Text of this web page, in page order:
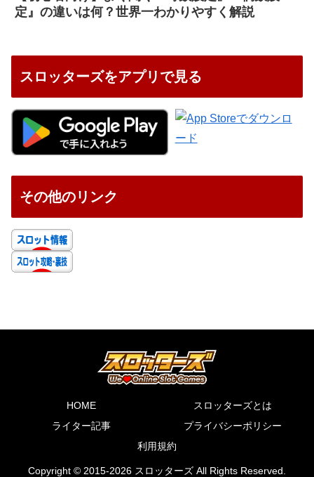
定』の違いは何？世界一わかりやすく解説
スロッターズをアプリで見る
その他のリンク
HOME
スロッターズとは
ライター記事
プライバシーポリシー
利用規約
Copyright © 2015-2026 スロッターズ All Rights Reserved.